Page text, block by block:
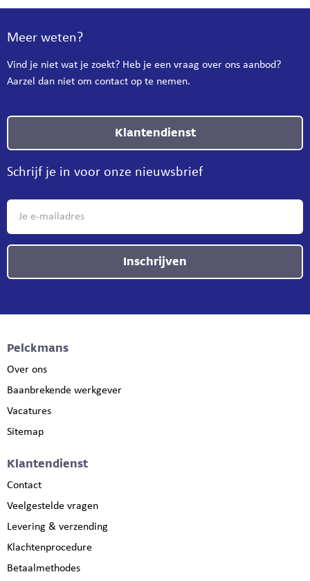
Meer weten?
Vind je niet wat je zoekt? Heb je een vraag over ons aanbod?
Aarzel dan niet om contact op te nemen.
Klantendienst
Schrijf je in voor onze nieuwsbrief
Inschrijven
Pelckmans
Over ons
Baanbrekende werkgever
Vacatures
Sitemap
Klantendienst
Contact
Veelgestelde vragen
Levering & verzending
Klachtenprocedure
Betaalmethodes